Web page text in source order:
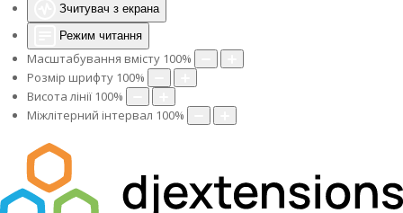
Зчитувач з екрана
Режим читання
Масштабування вмісту 100%
Розмір шрифту 100%
Висота лінії 100%
Міжлітерний інтервал 100%